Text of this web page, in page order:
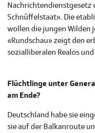
Nachrichtendienstgesetz
Schnüffelstaat». Die
wollen die jungen Wilden
«Rundschau» zeigt den
sozialliberalen Realos
Flüchtlinge unter
am Ende?
Deutschland habe sie
sie auf der Balkanroute